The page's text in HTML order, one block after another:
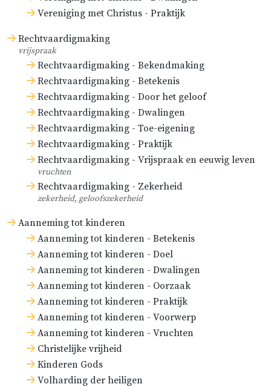
Vereniging met Christus - Praktijk
Rechtvaardigmaking
vrijspraak
Rechtvaardigmaking - Bekendmaking
Rechtvaardigmaking - Betekenis
Rechtvaardigmaking - Door het geloof
Rechtvaardigmaking - Dwalingen
Rechtvaardigmaking - Toe-eigening
Rechtvaardigmaking - Praktijk
Rechtvaardigmaking - Vrijspraak en eeuwig leven
vruchten
Rechtvaardigmaking - Zekerheid
zekerheid, geloofszekerheid
Aanneming tot kinderen
Aanneming tot kinderen - Betekenis
Aanneming tot kinderen - Doel
Aanneming tot kinderen - Dwalingen
Aanneming tot kinderen - Oorzaak
Aanneming tot kinderen - Praktijk
Aanneming tot kinderen - Voorwerp
Aanneming tot kinderen - Vruchten
Christelijke vrijheid
Kinderen Gods
Volharding der heiligen